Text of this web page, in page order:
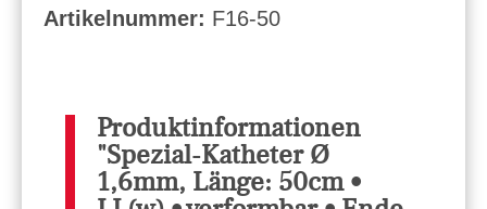
Artikelnummer: F16-50
Produktinformationen
"Spezial-Katheter Ø
1,6mm, Länge: 50cm •